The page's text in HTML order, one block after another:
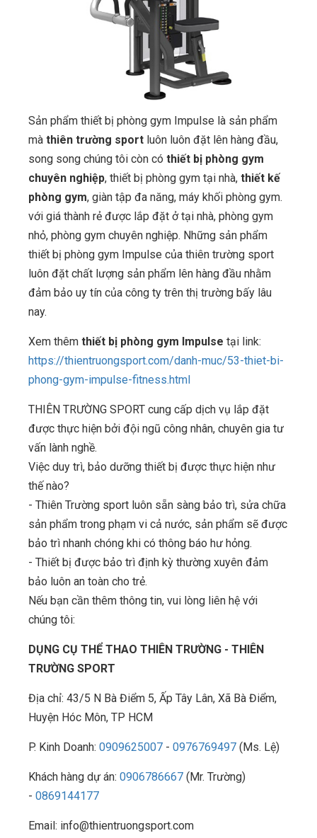
Sản phẩm thiết bị phòng gym Impulse là sản phẩm
mà thiên trường sport luôn luôn đặt lên hàng đầu,
song song chúng tôi còn có thiết bị phòng gym
chuyên nghiệp, thiết bị phòng gym tại nhà, thiết kế
phòng gym, giàn tập đa năng, máy khối phòng gym.
với giá thành rẻ được lắp đặt ở tại nhà, phòng gym
nhỏ, phòng gym chuyên nghiệp. Những sản phẩm
thiết bị phòng gym Impulse của thiên trường sport
luôn đặt chất lượng sản phẩm lên hàng đầu nhằm
đảm bảo uy tín của công ty trên thị trường bấy lâu
nay.
Xem thêm thiết bị phòng gym Impulse tại link:
https://thientruongsport.com/danh-muc/53-thiet-bi-
phong-gym-impulse-fitness.html
THIÊN TRƯỜNG SPORT cung cấp dịch vụ lắp đặt
được thực hiện bởi đội ngũ công nhân, chuyên gia tư
vấn lành nghề.
Việc duy trì, bảo dưỡng thiết bị được thực hiện như
thế nào?
- Thiên Trường sport luôn sẵn sàng bảo trì, sửa chữa
sản phẩm trong phạm vi cả nước, sản phẩm sẽ được
bảo trì nhanh chóng khi có thông báo hư hỏng.
- Thiết bị được bảo trì định kỳ thường xuyên đảm
bảo luôn an toàn cho trẻ.
Nếu bạn cần thêm thông tin, vui lòng liên hệ với
chúng tôi:
DỤNG CỤ THỂ THAO THIÊN TRƯỜNG - THIÊN
TRƯỜNG SPORT
Địa chỉ: 43/5 N Bà Điểm 5, Ấp Tây Lân, Xã Bà Điểm,
Huyện Hóc Môn, TP HCM
P. Kinh Doanh: 0909625007 - 0976769497 (Ms. Lệ)
Khách hàng dự án: 0906786667 (Mr. Trường)
- 0869144177
Email: info@thientruongsport.com